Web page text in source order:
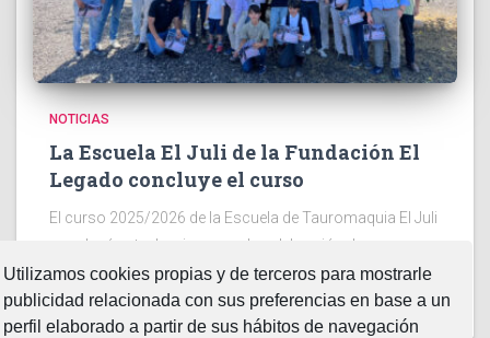
Utilizamos cookies propias y de terceros para mostrarle
publicidad relacionada con sus preferencias en base a un
perfil elaborado a partir de sus hábitos de navegación
NOTICIAS
La Escuela El Juli de la Fundación El
Legado concluye el curso
El curso 2025/2026 de la Escuela de Tauromaquia El Juli
concluyó este domingo con la celebración de un
tentadero y la entrega de diplomas. A punto de cumplir
dos décadas de existencia, la escuela de Leer más…